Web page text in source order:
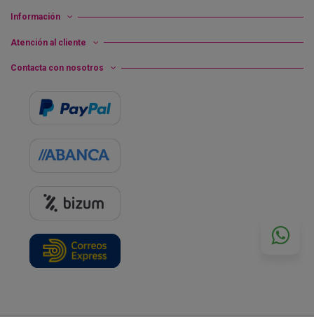
Información
Atención al cliente
Contacta con nosotros